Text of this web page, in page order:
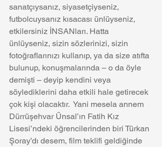
sanatçıysanız, siyasetçiyseniz,
futbolcuysanız kısacası ünlüyseniz,
etkilersiniz İNSANları. Hatta
ünlüyseniz, sizin sözlerinizi, sizin
fotoğraflarınızı kullanıp, ya da size atıfta
bulunup, konuşmalarında – o da öyle
demişti – deyip kendini veya
söylediklerini daha etkili hale getirecek
çok kişi olacaktır.  Yani mesela annem
Dürrüşehvar Ünsal’ın Fatih Kız
Lisesi’ndeki öğrencilerinden biri Türkan
Şoray’dı desem, film teklifi geldiğinde